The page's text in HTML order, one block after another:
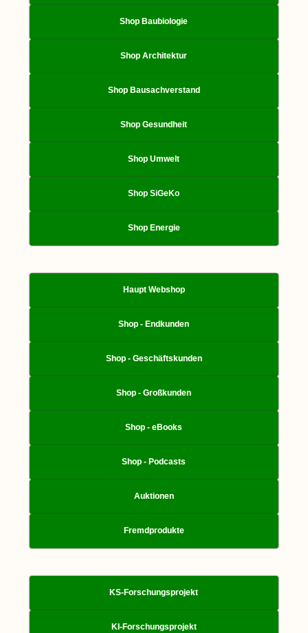
Shop Baubiologie
Shop Architektur
Shop Bausachverstand
Shop Gesundheit
Shop Umwelt
Shop SiGeKo
Shop Energie
Haupt Webshop
Shop - Endkunden
Shop - Geschäftskunden
Shop - Großkunden
Shop - eBooks
Shop - Podcasts
Auktionen
Fremdprodukte
KS-Forschungsprojekt
KI-Forschungsprojekt